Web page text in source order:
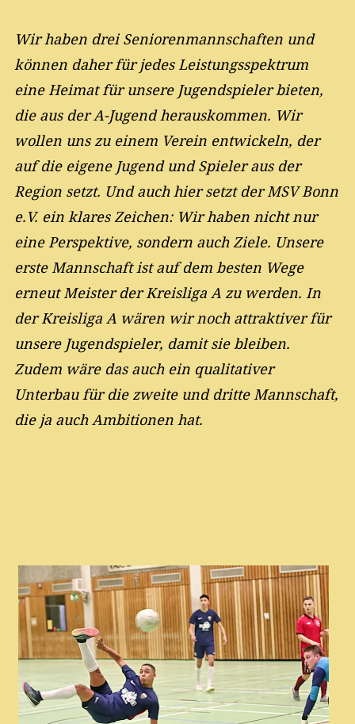
Wir haben drei Seniorenmannschaften und
können daher für jedes Leistungsspektrum
eine Heimat für unsere Jugendspieler bieten,
die aus der A-Jugend herauskommen. Wir
wollen uns zu einem Verein entwickeln, der
auf die eigene Jugend und Spieler aus der
Region setzt. Und auch hier setzt der MSV Bonn
e.V. ein klares Zeichen: Wir haben nicht nur
eine Perspektive, sondern auch Ziele. Unsere
erste Mannschaft ist auf dem besten Wege
erneut Meister derKreisliga A zu werden. In
derKreisliga A wären wir noch attraktiver für
unsere Jugendspieler, damit sie bleiben.
Zudem wäre das auch ein qualitativer
Unterbau für die zweite und dritte Mannschaft,
die ja auch Ambitionen hat.